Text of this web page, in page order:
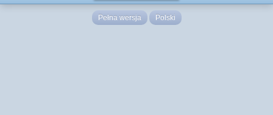
Pełna wersja Polski